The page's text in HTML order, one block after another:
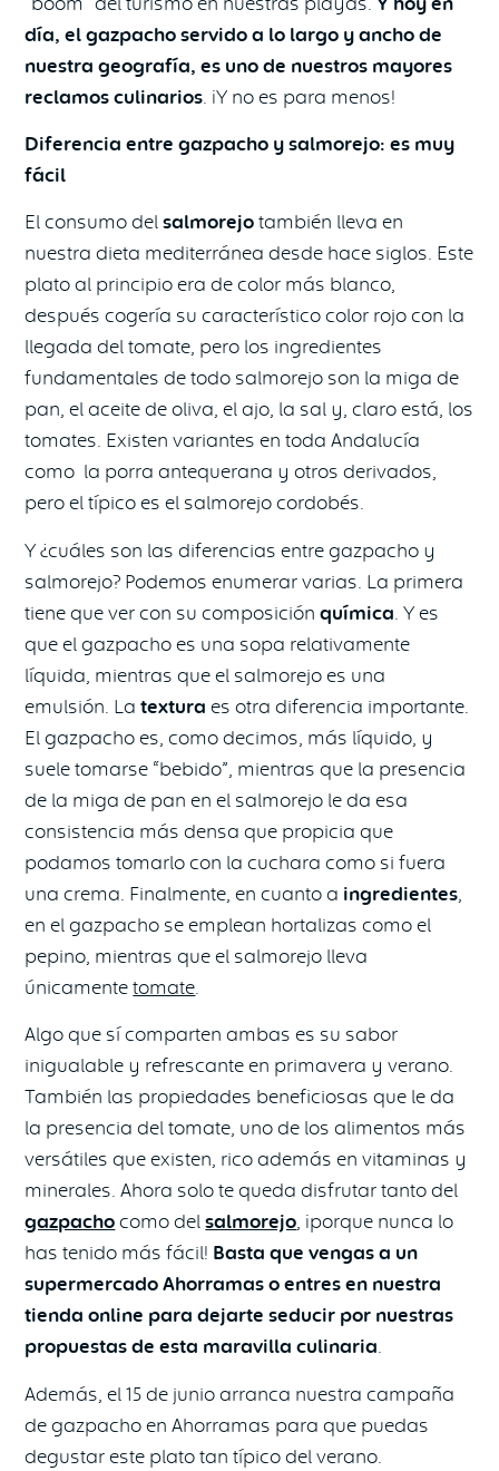
día, el gazpacho servido a lo largo y ancho de
nuestra geografía, es uno de nuestros mayores
reclamos culinarios . ¡Y no es para menos!
Diferencia entre gazpacho y salmorejo: es muy
fácil
El consumo delsalmorejotambién lleva en
nuestra dieta mediterránea desde hace siglos. Este
plato al principio era de color más blanco,
después cogería su característico color rojo con la
llegada del tomate, pero los ingredientes
fundamentales de todo salmorejo son la miga de
pan, el aceite de oliva, el ajo, la sal y, claro está, los
tomates. Existen variantes en toda Andalucía
como la porra antequerana y otros derivados,
pero el típico es el salmorejo cordobés.
Y ¿cuáles son las diferencias entre gazpacho y
salmorejo? Podemos enumerar varias. La primera
tiene que ver con su composiciónquímica . Y es
que el gazpacho es una sopa relativamente
líquida, mientras que el salmorejo es una
emulsión. Latexturaes otra diferencia importante.
El gazpacho es, como decimos, más líquido, y
suele tomarse “bebido”, mientras que la presencia
de la miga de pan en el salmorejo le da esa
consistencia más densa que propicia que
podamos tomarlo con la cuchara como si fuera
una crema. Finalmente, en cuanto a ingredientes
en el gazpacho se emplean hortalizas como el
pepino, mientras que el salmorejo lleva
únicamentetomate
Algo que sí comparten ambas es su sabor
inigualable y refrescante en primavera y verano.
También las propiedades beneficiosas que le da
la presencia del tomate, uno de los alimentos más
versátiles que existen, rico además en vitaminas y
minerales. Ahora solo te queda disfrutar tanto del
gazpacho como delsalmorejo, ¡porque nunca lo
has tenido más fácil! Basta que vengas a un
supermercado Ahorramas o entres en nuestra
tienda online para dejarte seducir por nuestras
propuestas de esta maravilla culinaria.
Además, el 15 de junio arranca nuestra campaña
de gazpacho en Ahorramas para que puedas
degustar este plato tan típico del verano.